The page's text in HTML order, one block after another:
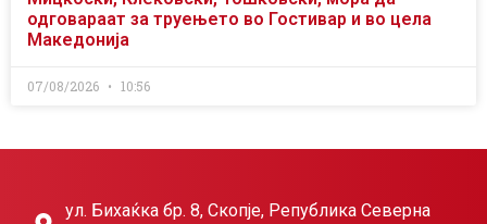
одговараат за труењето во Гостивар и во цела
Македонија
07/08/2026 10:56
ул. Бихаќка бр. 8, Скопје, Република Северна